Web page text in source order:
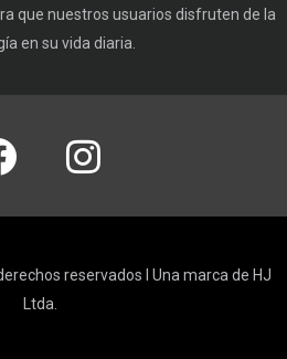
que nuestros usuarios disfruten de la
en su vida diaria.
reservados I Una marca de HJ
Ltda.